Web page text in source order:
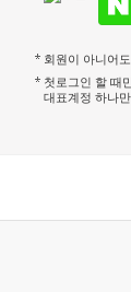
회원이 아니어
첫로그인 할 때
대표계정 하나